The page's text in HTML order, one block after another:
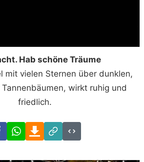
Hab schöne Träume
mit vielen Sternen über dunklen,
wirkt ruhig und
friedlich.
FacebookWhatsAppDownload
Link
Code